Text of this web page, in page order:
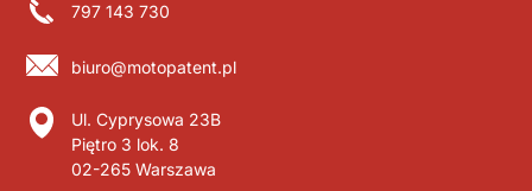
797 143 730
biuro@motopatent.pl
Ul. Cyprysowa 23B
Piętro 3 lok. 8
02-265 Warszawa